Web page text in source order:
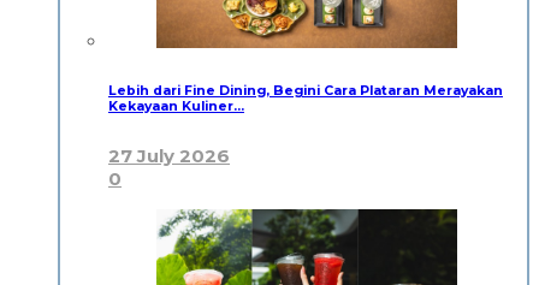
Lebih dari Fine Dining, Begini Cara Plataran Merayakan
Kekayaan Kuliner…
27 July 2026
0